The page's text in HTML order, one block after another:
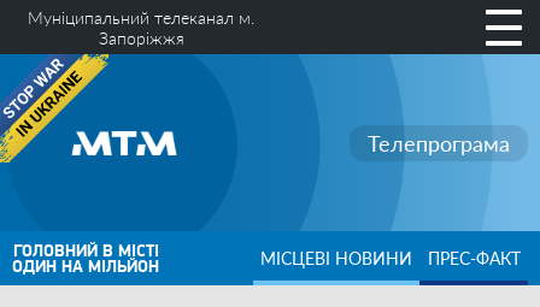
Муніципальний телеканал м.
Запоріжжя
Телепрограма
ГОЛОВНИЙ В МІСТІ
ОДИН НА МІЛЬЙОН МІСЦЕВІ НОВИНИ ПРЕС-ФАКТ